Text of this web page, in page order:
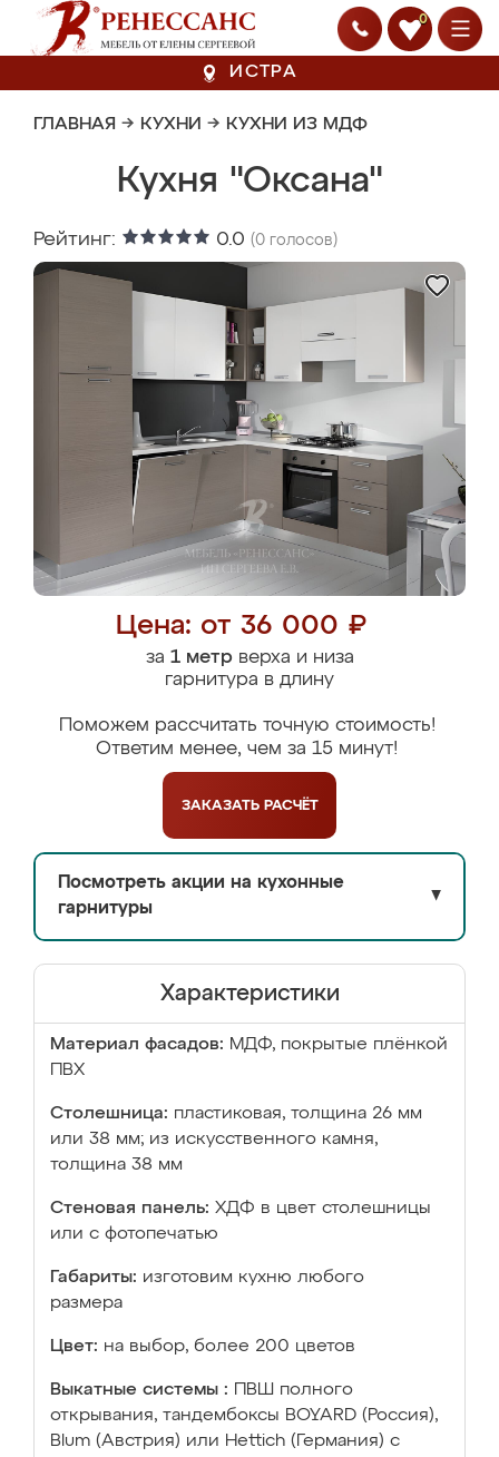
0
ИСТРА
ГЛАВНАЯ → КУХНИ → КУХНИ ИЗ МДФ
Кухня "Оксана"
Рейтинг: 0.0 (0 голосов)
Цена: от 36 000 ₽
за 1 метрверха и низа
гарнитура в длину
Поможем рассчитать точную стоимость!
Ответим менее, чем за 15 минут!
ЗАКАЗАТЬ РАСЧЁТ
Посмотреть акции на кухонные
гарнитуры
▼
Характеристики
Материал фасадов: МДФ, покрытые плёнкой
ПВХ
Столешница: пластиковая, толщина 26 мм
или 38 мм; из искусственного камня,
толщина 38 мм
Стеновая панель: ХДФ в цвет столешницы
или с фотопечатью
Габариты: изготовим кухню любого
размера
Цвет: на выбор, более 200 цветов
Выкатные системы :
ПВШ полного
открывания, тандембоксы BOYARD (Россия),
Blum (Австрия) или Hettich (Германия) с